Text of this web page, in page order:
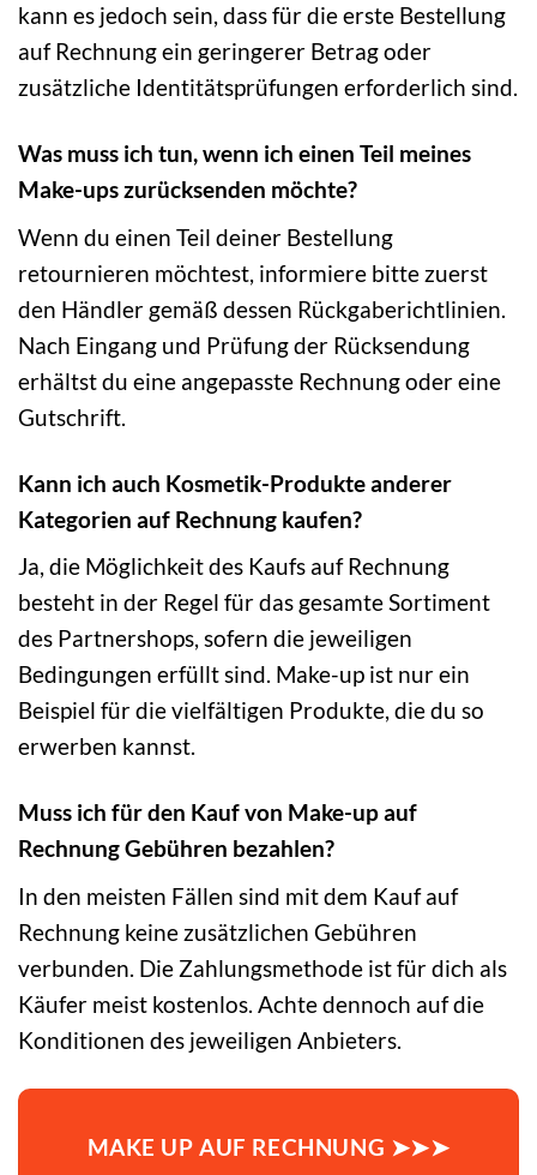
kann es jedoch sein, dass für die erste Bestellung
auf Rechnung ein geringerer Betrag oder
zusätzliche Identitätsprüfungen erforderlich sind.
Was muss ich tun, wenn ich einen Teil meines
Make-ups zurücksenden möchte?
Wenn du einen Teil deiner Bestellung
retournieren möchtest, informiere bitte zuerst
den Händler gemäß dessen Rückgaberichtlinien.
Nach Eingang und Prüfung der Rücksendung
erhältst du eine angepasste Rechnung oder eine
Gutschrift.
Kann ich auch Kosmetik-Produkte anderer
Kategorien auf Rechnung kaufen?
Ja, die Möglichkeit des Kaufs auf Rechnung
besteht in der Regel für das gesamte Sortiment
des Partnershops, sofern die jeweiligen
Bedingungen erfüllt sind. Make-up ist nur ein
Beispiel für die vielfältigen Produkte, die du so
erwerben kannst.
Muss ich für den Kauf von Make-up auf
Rechnung Gebühren bezahlen?
In den meisten Fällen sind mit dem Kauf auf
Rechnung keine zusätzlichen Gebühren
verbunden. Die Zahlungsmethode ist für dich als
Käufer meist kostenlos. Achte dennoch auf die
Konditionen des jeweiligen Anbieters.
MAKE UP AUF RECHNUNG ➤➤➤